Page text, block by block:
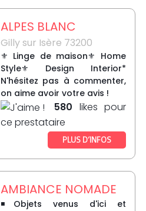
ALPES BLANC
Gilly sur Isère 73200
⚜ Linge de maison⚜ Home
Style⚜ Design Interior*
N'hésitez pas à commenter,
on aime avoir votre avis !
580 likes pour
ce prestataire
PLUS D’INFOS
AMBIANCE NOMADE
◾Objets venus d'ici et